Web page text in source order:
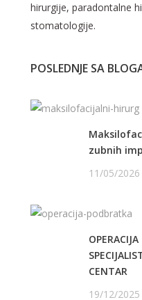
hirurgije, paradontalne
stomatologije.
POSLEDNJE SA
zubnih
11/05/2026
CENTAR
19/12/2025